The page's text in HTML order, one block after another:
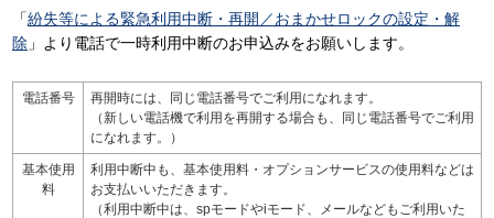
「紛失等による緊急利用中断・再開／おまかせロックの設定・解
除 」より電話で一時利用中断のお申込みをお願いします。
電話番号
再開時には、同じ電話番号でご利用になれます。
（新しい電話機で利用を再開する場合も、同じ電話番号でご利用
になれます。）
基本使用
料
利用中断中も、基本使用料・オプションサービスの使用料などは
お支払いいただきます。
（利用中断中は、spモードやiモード、メールなどもご利用いた